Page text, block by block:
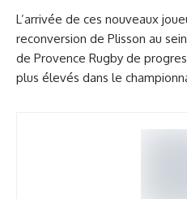
L’arrivée de ces nouveaux
reconversion de Plisson au
de Provence Rugby de
plus élevés dans le